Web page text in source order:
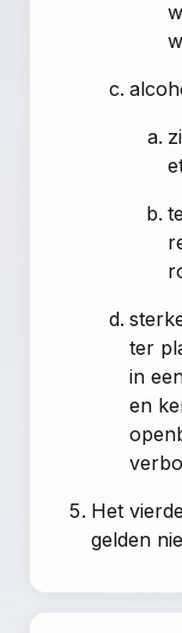
ter
in
en
Het
gelden